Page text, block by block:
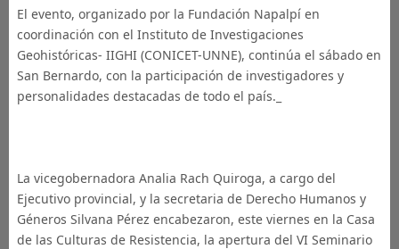
El evento, organizado por la Fundación Napalpí en
coordinación con el Instituto de Investigaciones
Geohistóricas- IIGHI (CONICET-UNNE), continúa el sábado en
San Bernardo, con la participación de investigadores y
personalidades destacadas de todo el país._
La vicegobernadora Analia Rach Quiroga, a cargo del
Ejecutivo provincial, y la secretaria de Derecho Humanos y
Géneros Silvana Pérez encabezaron, este viernes en la Casa
de las Culturas de Resistencia, la apertura del VI Seminario